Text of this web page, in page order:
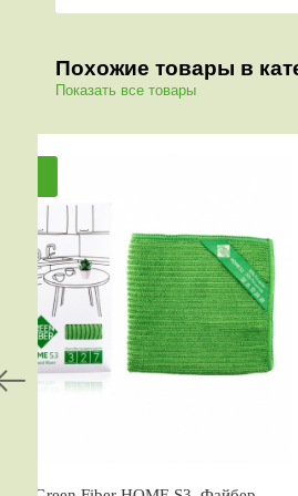
Похожие товары в
Показать все товары